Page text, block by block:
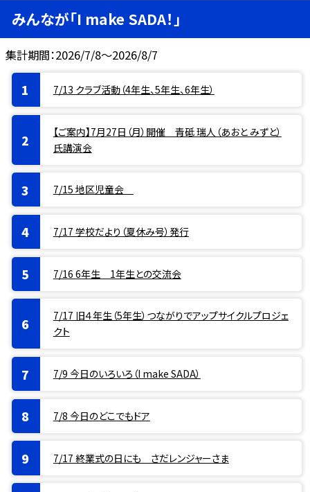
みんなが「I make SADA！」
集計期間：2026/7/8～2026/8/7
7/13 クラブ活動（4年生、5年生、6年生）
【ご案内】7月27日（月）開催 青砥 瑞人（あおと みずと）
氏講演会
7/15 地区児童会
7/17 学校だより（夏休み号）発行
7/16 6年生 1年生との交流会
7/17 旧４年生（5年生）つながりでアップサイクルプロジェ
クト
7/9 今日のいろいろ（I make SADA）
7/8 今日のどこでもドア
7/17 終業式の日にも さだレンジャーさま